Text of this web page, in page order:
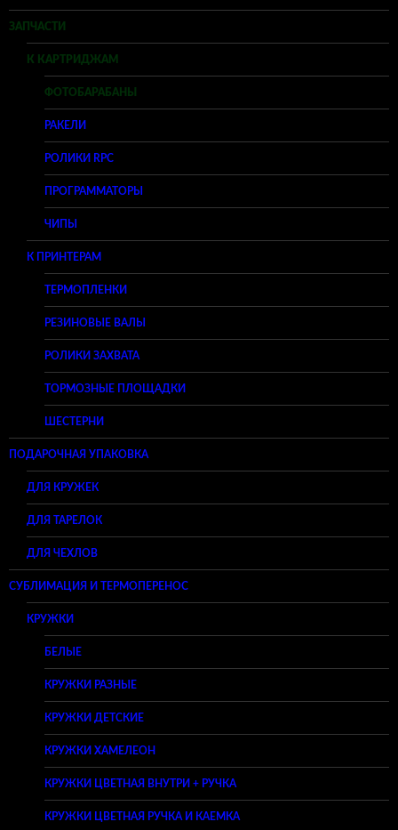
ЗАПЧАСТИ
К КАРТРИДЖАМ
ФОТОБАРАБАНЫ
РАКЕЛИ
РОЛИКИ RPC
ПРОГРАММАТОРЫ
ЧИПЫ
К ПРИНТЕРАМ
ТЕРМОПЛЕНКИ
РЕЗИНОВЫЕ ВАЛЫ
РОЛИКИ ЗАХВАТА
ТОРМОЗНЫЕ ПЛОЩАДКИ
ШЕСТЕРНИ
ПОДАРОЧНАЯ УПАКОВКА
ДЛЯ КРУЖЕК
ДЛЯ ТАРЕЛОК
ДЛЯ ЧЕХЛОВ
СУБЛИМАЦИЯ И ТЕРМОПЕРЕНОС
КРУЖКИ
БЕЛЫЕ
КРУЖКИ РАЗНЫЕ
КРУЖКИ ДЕТСКИЕ
КРУЖКИ ХАМЕЛЕОН
КРУЖКИ ЦВЕТНАЯ ВНУТРИ + РУЧКА
КРУЖКИ ЦВЕТНАЯ РУЧКА И КАЕМКА